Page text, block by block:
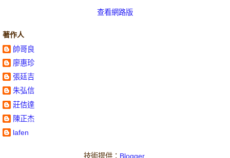
查看網路版
著作人
帥哥良
廖惠珍
張廷吉
朱弘信
莊佶達
陳正杰
lafen
技術提供： Blogger.